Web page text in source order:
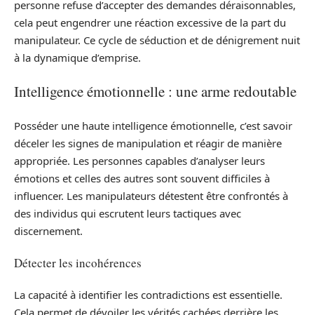
personne refuse d’accepter des demandes déraisonnables,
cela peut engendrer une réaction excessive de la part du
manipulateur. Ce cycle de séduction et de dénigrement nuit
à la dynamique d’emprise.
Intelligence émotionnelle : une arme redoutable
Posséder une haute intelligence émotionnelle, c’est savoir
déceler les signes de manipulation et réagir de manière
appropriée. Les personnes capables d’analyser leurs
émotions et celles des autres sont souvent difficiles à
influencer. Les manipulateurs détestent être confrontés à
des individus qui escrutent leurs tactiques avec
discernement.
Détecter les incohérences
La capacité à identifier les contradictions est essentielle.
Cela permet de dévoiler les vérités cachées derrière les